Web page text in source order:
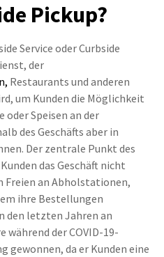
Pickup?
Service oder Curbside
der
Restaurants und anderen
um Kunden die Möglichkeit
oder Speisen an der
des Geschäfts aber in
Der zentrale Punkt des
das Geschäft nicht
Freien an Abholstationen,
ihre Bestellungen
den letzten Jahren an
der COVID-19-
gewonnen, da er Kunden eine